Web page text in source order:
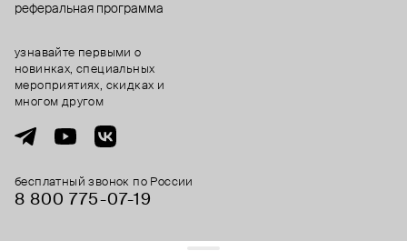
реферальная программа
бесплатный звонок по России
8 800 775⁠-07⁠-19
узнавайте первыми о
новинках, специальных
мероприятиях, скидках и
многом другом